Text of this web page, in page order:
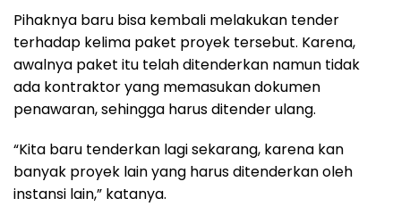
Pihaknya baru bisa kembali melakukan tender
terhadap kelima paket proyek tersebut. Karena,
awalnya paket itu telah ditenderkan namun tidak
ada kontraktor yang memasukan dokumen
penawaran, sehingga harus ditender ulang.
“Kita baru tenderkan lagi sekarang, karena kan
banyak proyek lain yang harus ditenderkan oleh
instansi lain,” katanya.